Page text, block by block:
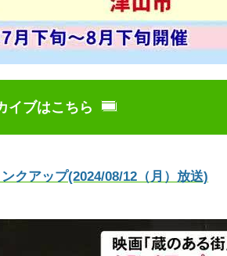
イブはこちら
クアップ(2024/08/12（月）放送)